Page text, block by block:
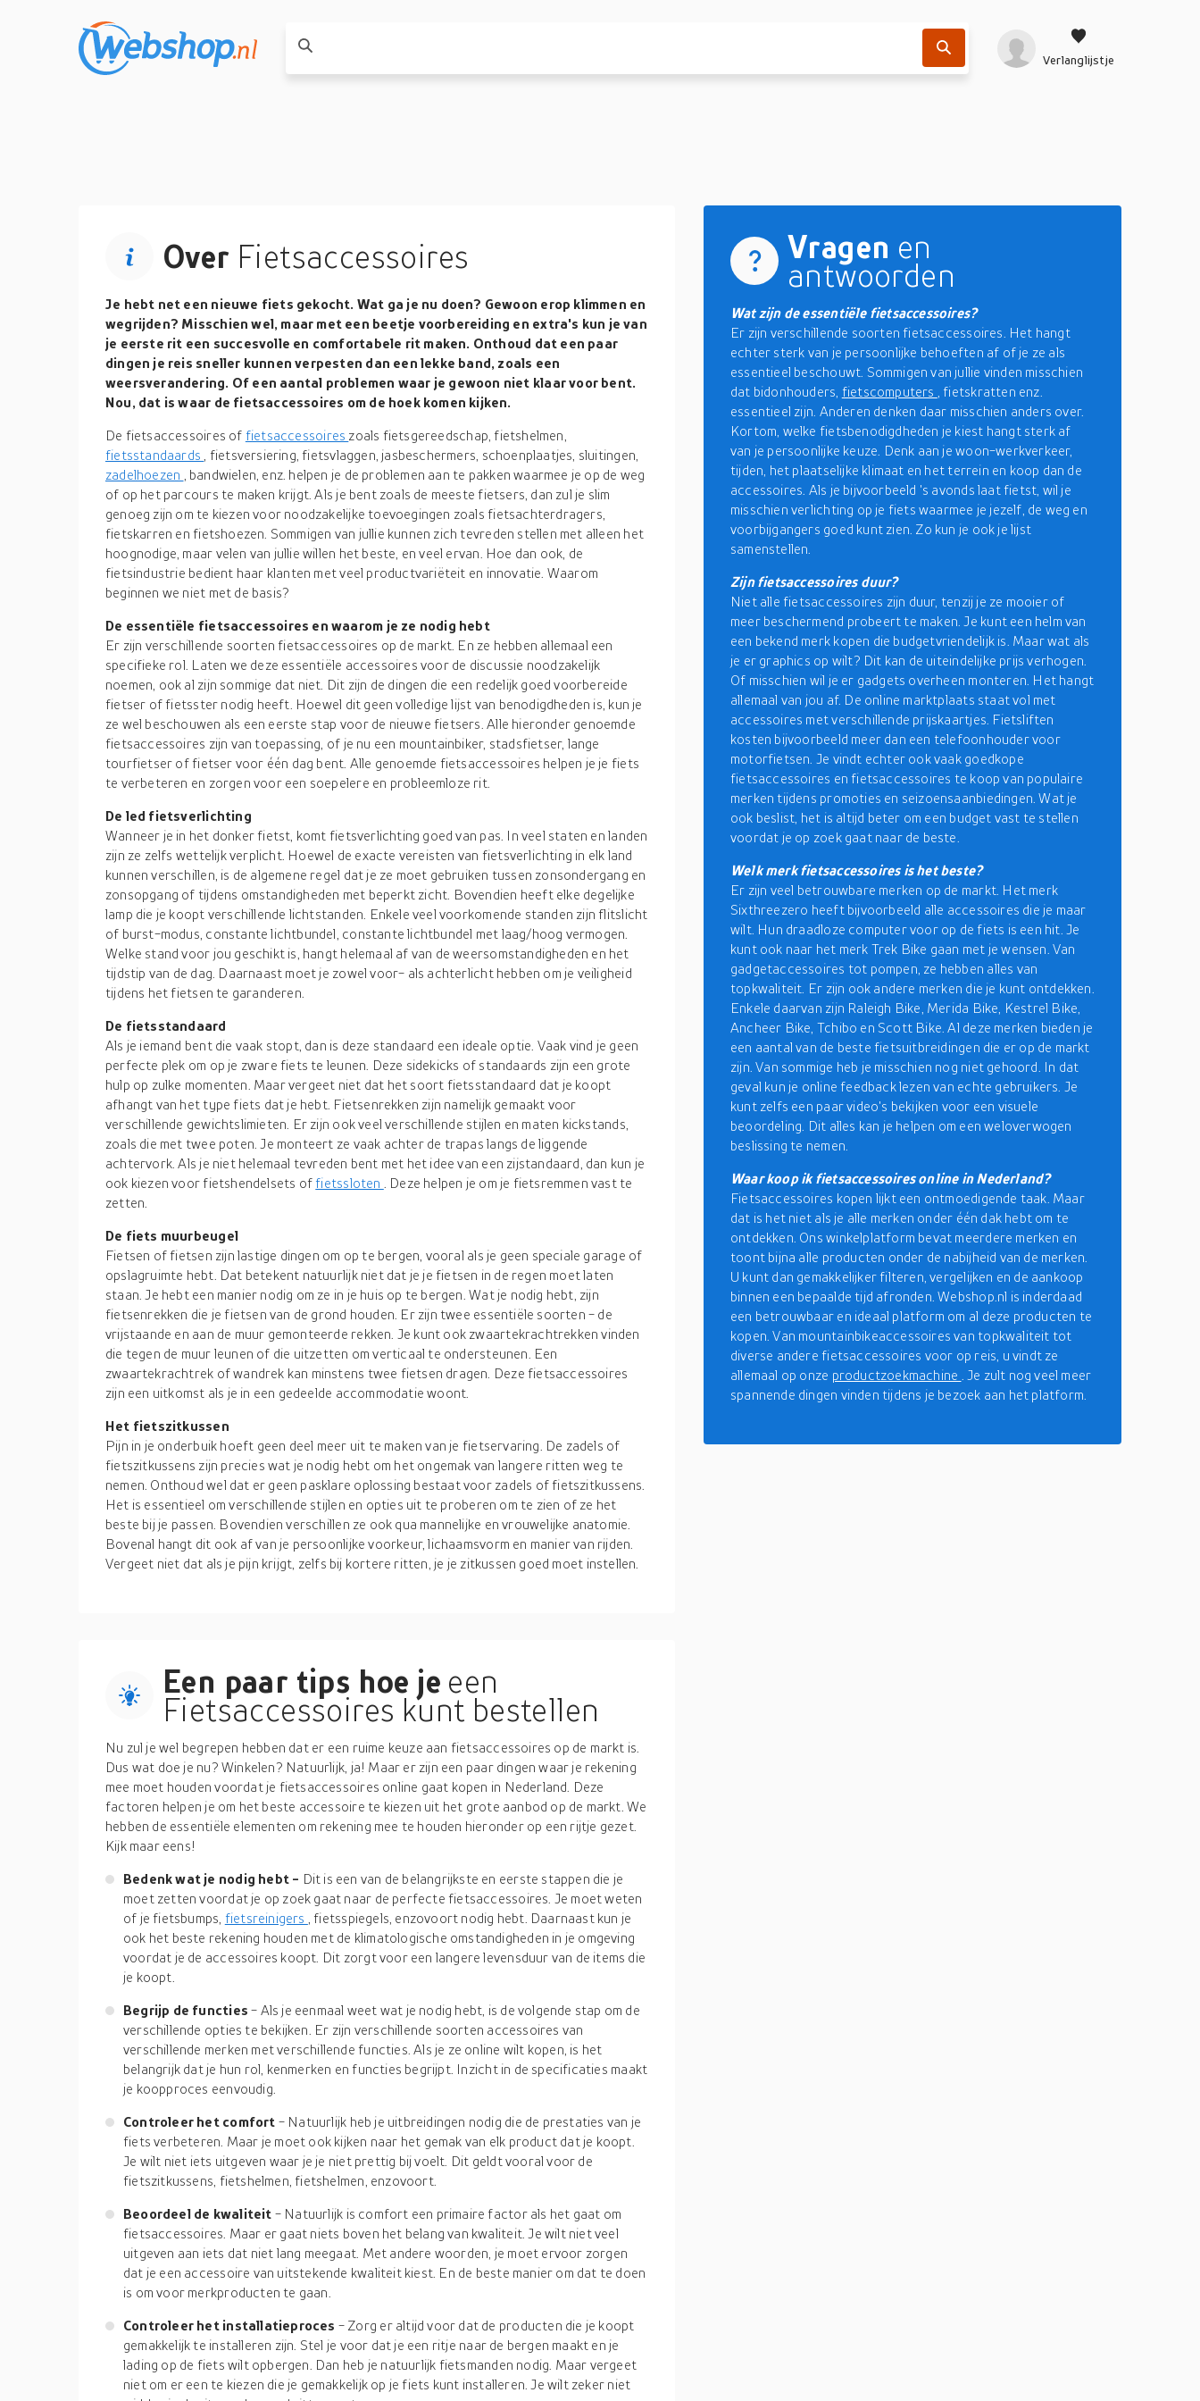
Verlanglijstje
Over Fietsaccessoires
Je hebt net een nieuwe fiets gekocht. Wat ga je nu doen? Gewoon erop klimmen en
wegrijden? Misschien wel, maar met een beetje voorbereiding en extra's kun je van
je eerste rit een succesvolle en comfortabele rit maken. Onthoud dat een paar
dingen je reis sneller kunnen verpesten dan een lekke band, zoals een
weersverandering. Of een aantal problemen waar je gewoon niet klaar voor bent.
Nou, dat is waar de fietsaccessoires om de hoek komen kijken.
De fietsaccessoires of fietsaccessoires zoals fietsgereedschap, fietshelmen,
fietsstandaards
, fietsversiering, fietsvlaggen, jasbeschermers, schoenplaatjes, sluitingen,
zadelhoezen
, bandwielen, enz. helpen je de problemen aan te pakken waarmee je op de weg
of op het parcours te maken krijgt. Als je bent zoals de meeste fietsers, dan zul je slim
genoeg zijn om te kiezen voor noodzakelijke toevoegingen zoals fietsachterdragers,
fietskarren en fietshoezen. Sommigen van jullie kunnen zich tevreden stellen met alleen het
hoognodige, maar velen van jullie willen het beste, en veel ervan. Hoe dan ook, de
fietsindustrie bedient haar klanten met veel productvariëteit en innovatie. Waarom
beginnen we niet met de basis?
De essentiële fietsaccessoires en waarom je ze nodig hebt
Er zijn verschillende soorten fietsaccessoires op de markt. En ze hebben allemaal een
specifieke rol. Laten we deze essentiële accessoires voor de discussie noodzakelijk
noemen, ook al zijn sommige dat niet. Dit zijn de dingen die een redelijk goed voorbereide
fietser of fietsster nodig heeft. Hoewel dit geen volledige lijst van benodigdheden is, kun je
ze wel beschouwen als een eerste stap voor de nieuwe fietsers. Alle hieronder genoemde
fietsaccessoires zijn van toepassing, of je nu een mountainbiker, stadsfietser, lange
tourfietser of fietser voor één dag bent. Alle genoemde fietsaccessoires helpen je je fiets
te verbeteren en zorgen voor een soepelere en probleemloze rit.
De led fietsverlichting
Wanneer je in het donker fietst, komt fietsverlichting goed van pas. In veel staten en landen
zijn ze zelfs wettelijk verplicht. Hoewel de exacte vereisten van fietsverlichting in elk land
kunnen verschillen, is de algemene regel dat je ze moet gebruiken tussen zonsondergang en
zonsopgang of tijdens omstandigheden met beperkt zicht. Bovendien heeft elke degelijke
lamp die je koopt verschillende lichtstanden. Enkele veel voorkomende standen zijn flitslicht
of burst-modus, constante lichtbundel, constante lichtbundel met laag/hoog vermogen.
Welke stand voor jou geschikt is, hangt helemaal af van de weersomstandigheden en het
tijdstip van de dag. Daarnaast moet je zowel voor- als achterlicht hebben om je veiligheid
tijdens het fietsen te garanderen.
De fietsstandaard
Als je iemand bent die vaak stopt, dan is deze standaard een ideale optie. Vaak vind je geen
perfecte plek om op je zware fiets te leunen. Deze sidekicks of standaards zijn een grote
hulp op zulke momenten. Maar vergeet niet dat het soort fietsstandaard dat je koopt
afhangt van het type fiets dat je hebt. Fietsenrekken zijn namelijk gemaakt voor
verschillende gewichtslimieten. Er zijn ook veel verschillende stijlen en maten kickstands,
zoals die met twee poten. Je monteert ze vaak achter de trapas langs de liggende
achtervork. Als je niet helemaal tevreden bent met het idee van een zijstandaard, dan kun je
ook kiezen voor fietshendelsets offietssloten
. Deze helpen je om je fietsremmen vast te
zetten.
De fiets muurbeugel
Fietsen of fietsen zijn lastige dingen om op te bergen, vooral als je geen speciale garage of
opslagruimte hebt. Dat betekent natuurlijk niet dat je je fietsen in de regen moet laten
staan. Je hebt een manier nodig om ze in je huis op te bergen. Wat je nodig hebt, zijn
fietsenrekken die je fietsen van de grond houden. Er zijn twee essentiële soorten - de
vrijstaande en aan de muur gemonteerde rekken. Je kunt ook zwaartekrachtrekken vinden
die tegen de muur leunen of die uitzetten om verticaal te ondersteunen. Een
zwaartekrachtrek of wandrek kan minstens twee fietsen dragen. Deze fietsaccessoires
zijn een uitkomst als je in een gedeelde accommodatie woont.
Het fietszitkussen
Pijn in je onderbuik hoeft geen deel meer uit te maken van je fietservaring. De zadels of
fietszitkussens zijn precies wat je nodig hebt om het ongemak van langere ritten weg te
nemen. Onthoud wel dat er geen pasklare oplossing bestaat voor zadels of fietszitkussens.
Het is essentieel om verschillende stijlen en opties uit te proberen om te zien of ze het
beste bij je passen. Bovendien verschillen ze ook qua mannelijke en vrouwelijke anatomie.
Bovenal hangt dit ook af van je persoonlijke voorkeur, lichaamsvorm en manier van rijden.
Vergeet niet dat als je pijn krijgt, zelfs bij kortere ritten, je je zitkussen goed moet instellen.
Een paar tips hoe je een
Fietsaccessoires kunt bestellen
Nu zul je wel begrepen hebben dat er een ruime keuze aan fietsaccessoires op de markt is.
Dus wat doe je nu? Winkelen? Natuurlijk, ja! Maar er zijn een paar dingen waar je rekening
mee moet houden voordat je fietsaccessoires online gaat kopen in Nederland. Deze
factoren helpen je om het beste accessoire te kiezen uit het grote aanbod op de markt. We
hebben de essentiële elementen om rekening mee te houden hieronder op een rijtje gezet.
Kijk maar eens!
Bedenk wat je nodig hebt - Dit is een van de belangrijkste en eerste stappen die je
moet zetten voordat je op zoek gaat naar de perfecte fietsaccessoires. Je moet weten
of je fietsbumps, fietsreinigers
, fietsspiegels, enzovoort nodig hebt. Daarnaast kun je
ook het beste rekening houden met de klimatologische omstandigheden in je omgeving
voordat je de accessoires koopt. Dit zorgt voor een langere levensduur van de items die
je koopt.
Begrijp de functies- Als je eenmaal weet wat je nodig hebt, is de volgende stap om de
verschillende opties te bekijken. Er zijn verschillende soorten accessoires van
verschillende merken met verschillende functies. Als je ze online wilt kopen, is het
belangrijk dat je hun rol, kenmerken en functies begrijpt. Inzicht in de specificaties maakt
je koopproces eenvoudig.
Controleer het comfort - Natuurlijk heb je uitbreidingen nodig die de prestaties van je
fiets verbeteren. Maar je moet ook kijken naar het gemak van elk product dat je koopt.
Je wilt niet iets uitgeven waar je je niet prettig bij voelt. Dit geldt vooral voor de
fietszitkussens, fietshelmen, fietshelmen, enzovoort.
Beoordeel de kwaliteit - Natuurlijk is comfort een primaire factor als het gaat om
fietsaccessoires. Maar er gaat niets boven het belang van kwaliteit. Je wilt niet veel
uitgeven aan iets dat niet lang meegaat. Met andere woorden, je moet ervoor zorgen
dat je een accessoire van uitstekende kwaliteit kiest. En de beste manier om dat te doen
is om voor merkproducten te gaan.
Controleer het installatieproces - Zorg er altijd voor dat de producten die je koopt
gemakkelijk te installeren zijn. Stel je voor dat je een ritje naar de bergen maakt en je
lading op de fiets wilt opbergen. Dan heb je natuurlijk fietsmanden nodig. Maar vergeet
niet om er een te kiezen die je gemakkelijk op je fiets kunt installeren. Je wilt zeker niet
Vragen en
antwoorden
Wat zijn de essentiële fietsaccessoires?
Er zijn verschillende soorten fietsaccessoires. Het hangt
echter sterk van je persoonlijke behoeften af of je ze als
essentieel beschouwt. Sommigen van jullie vinden misschien
dat bidonhouders, fietscomputers
, fietskratten enz.
essentieel zijn. Anderen denken daar misschien anders over.
Kortom, welke fietsbenodigdheden je kiest hangt sterk af
van je persoonlijke keuze. Denk aan je woon-werkverkeer,
tijden, het plaatselijke klimaat en het terrein en koop dan de
accessoires. Als je bijvoorbeeld 's avonds laat fietst, wil je
misschien verlichting op je fiets waarmee je jezelf, de weg en
voorbijgangers goed kunt zien. Zo kun je ook je lijst
samenstellen.
Zijn fietsaccessoires duur?
Niet alle fietsaccessoires zijn duur, tenzij je ze mooier of
meer beschermend probeert te maken. Je kunt een helm van
een bekend merk kopen die budgetvriendelijk is. Maar wat als
je er graphics op wilt? Dit kan de uiteindelijke prijs verhogen.
Of misschien wil je er gadgets overheen monteren. Het hangt
allemaal van jou af. De online marktplaats staat vol met
accessoires met verschillende prijskaartjes. Fietsliften
kosten bijvoorbeeld meer dan een telefoonhouder voor
motorfietsen. Je vindt echter ook vaak goedkope
fietsaccessoires en fietsaccessoires te koop van populaire
merken tijdens promoties en seizoensaanbiedingen. Wat je
ook beslist, het is altijd beter om een budget vast te stellen
voordat je op zoek gaat naar de beste.
Welk merk fietsaccessoires is het beste?
Er zijn veel betrouwbare merken op de markt. Het merk
Sixthreezero heeft bijvoorbeeld alle accessoires die je maar
wilt. Hun draadloze computer voor op de fiets is een hit. Je
kunt ook naar het merk Trek Bike gaan met je wensen. Van
gadgetaccessoires tot pompen, ze hebben alles van
topkwaliteit. Er zijn ook andere merken die je kunt ontdekken.
Enkele daarvan zijn Raleigh Bike, Merida Bike, Kestrel Bike,
Ancheer Bike, Tchibo en Scott Bike. Al deze merken bieden je
een aantal van de beste fietsuitbreidingen die er op de markt
zijn. Van sommige heb je misschien nog niet gehoord. In dat
geval kun je online feedback lezen van echte gebruikers. Je
kunt zelfs een paar video's bekijken voor een visuele
beoordeling. Dit alles kan je helpen om een weloverwogen
beslissing te nemen.
Waar koop ik fietsaccessoires online in Nederland?
Fietsaccessoires kopen lijkt een ontmoedigende taak. Maar
dat is het niet als je alle merken onder één dak hebt om te
ontdekken. Ons winkelplatform bevat meerdere merken en
toont bijna alle producten onder de nabijheid van de merken.
U kunt dan gemakkelijker filteren, vergelijken en de aankoop
binnen een bepaalde tijd afronden. Webshop.nl is inderdaad
een betrouwbaar en ideaal platform om al deze producten te
kopen. Van mountainbikeaccessoires van topkwaliteit tot
diverse andere fietsaccessoires voor op reis, u vindt ze
allemaal op onze productzoekmachine
. Je zult nog veel meer
spannende dingen vinden tijdens je bezoek aan het platform.